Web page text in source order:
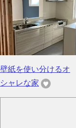
壁紙を使い分けるオ
シャレな家